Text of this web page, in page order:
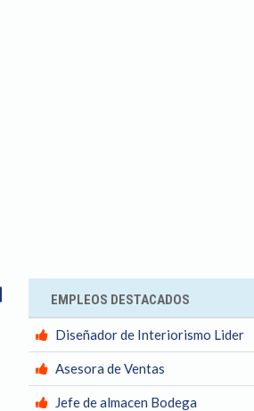
FacebookEMPLEOS DESTACADOS
Diseñador de Interiorismo Lider
Asesora de Ventas
Jefe de almacen Bodega